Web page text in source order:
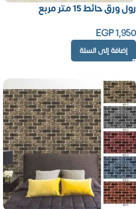
رول ورق حائط 15 متر مربع
EGP1,950
إضافة إلى السلة